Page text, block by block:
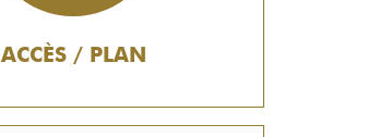
ACCÈS / PLAN